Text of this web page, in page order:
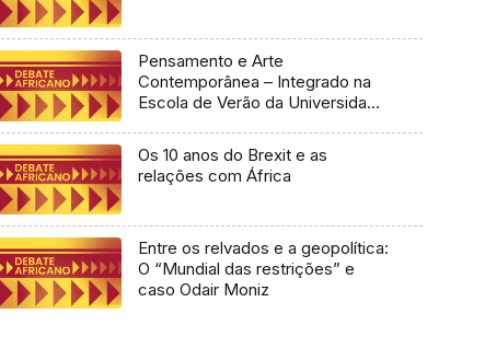
Pensamento e Arte
Contemporânea – Integrado na
Escola de Verão da Universidade
Os 10 anos do Brexit e as
relações com África
Entre os relvados e a geopolítica:
O “Mundial das restrições” e
caso Odair Moniz